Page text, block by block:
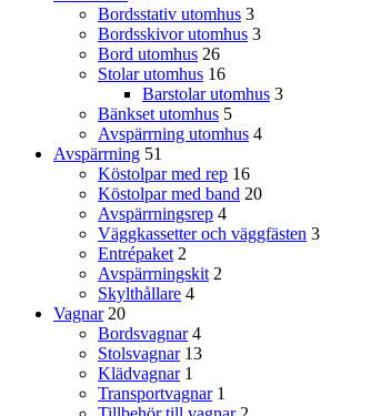
Bordsstativ utomhus 3
Bordsskivor utomhus 3
Bord utomhus 26
Stolar utomhus 16
Barstolar utomhus 3
Bänkset utomhus 5
Avspärrning utomhus 4
Avspärrning 51
Köstolpar med rep 16
Köstolpar med band 20
Avspärrningsrep 4
Väggkassetter och väggfästen 3
Entrépaket 2
Avspärrningskit 2
Skylthållare 4
Vagnar 20
Bordsvagnar 4
Stolsvagnar 13
Klädvagnar 1
Transportvagnar 1